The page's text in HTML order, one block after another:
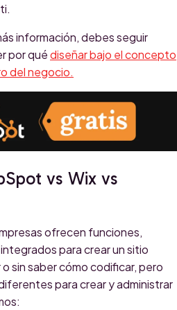
información, debes seguir
por quédiseñar bajo el concepto
del negocio.
vs Wix vs
ofrecen funciones,
para crear un sitio
sin saber cómo codificar, pero
para crear y administrar